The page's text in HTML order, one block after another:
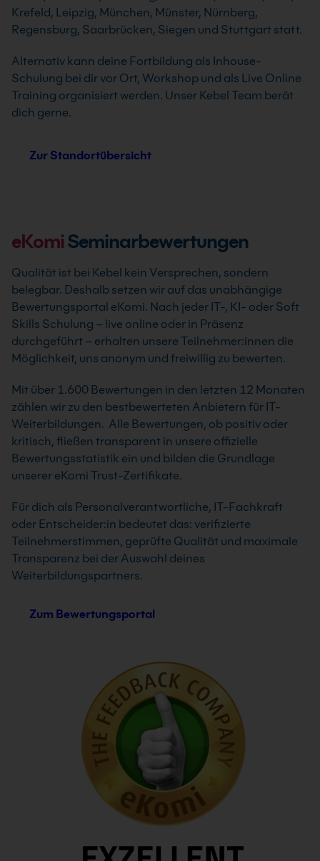
Krefeld, Leipzig, München, Münster, Nürnberg,
Regensburg, Saarbrücken, Siegen und Stuttgart statt.
Alternativ kann deine Fortbildung als Inhouse-
Schulung bei dir vor Ort, Workshop und als Live Online
Training organisiert werden. Unser Kebel Team berät
dich gerne.
Zur Standortübersicht
eKomiSeminarbewertungen
Qualität ist bei Kebel kein Versprechen, sondern
belegbar. Deshalb setzen wir auf das unabhängige
Bewertungsportal eKomi. Nach jeder IT-, KI- oder Soft
Skills Schulung – live online oder in Präsenz
durchgeführt – erhalten unsere Teilnehmer:innen die
Möglichkeit, uns anonym und freiwillig zu bewerten.
Mit über 1.600 Bewertungen in den letzten 12 Monaten
zählen wir zu den bestbewerteten Anbietern für IT-
Weiterbildungen. Alle Bewertungen, ob positiv oder
kritisch, fließen transparent in unsere offizielle
Bewertungsstatistik ein und bilden die Grundlage
unserer eKomi Trust-Zertifikate.
Für dich als Personalverantwortliche, IT-Fachkraft
oder Entscheider:in bedeutet das: verifizierte
Teilnehmerstimmen, geprüfte Qualität und maximale
Transparenz bei der Auswahl deines
Weiterbildungspartners.
Zum Bewertungsportal